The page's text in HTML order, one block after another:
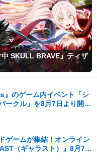
SKULL BRAVE』ティザ
』のゲーム内イベント「シ
ークル」を8月7日より開
ゲームが集結！オンライン
（ギャラスト）』8月7日